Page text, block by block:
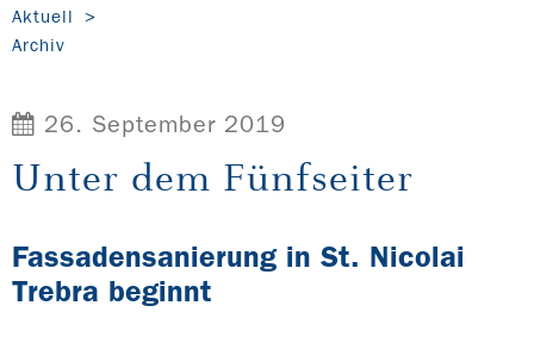
Aktuell
Archiv
26. September 2019
Unter dem Fünfseiter
Fassadensanierung in St. Nicolai
Trebra beginnt